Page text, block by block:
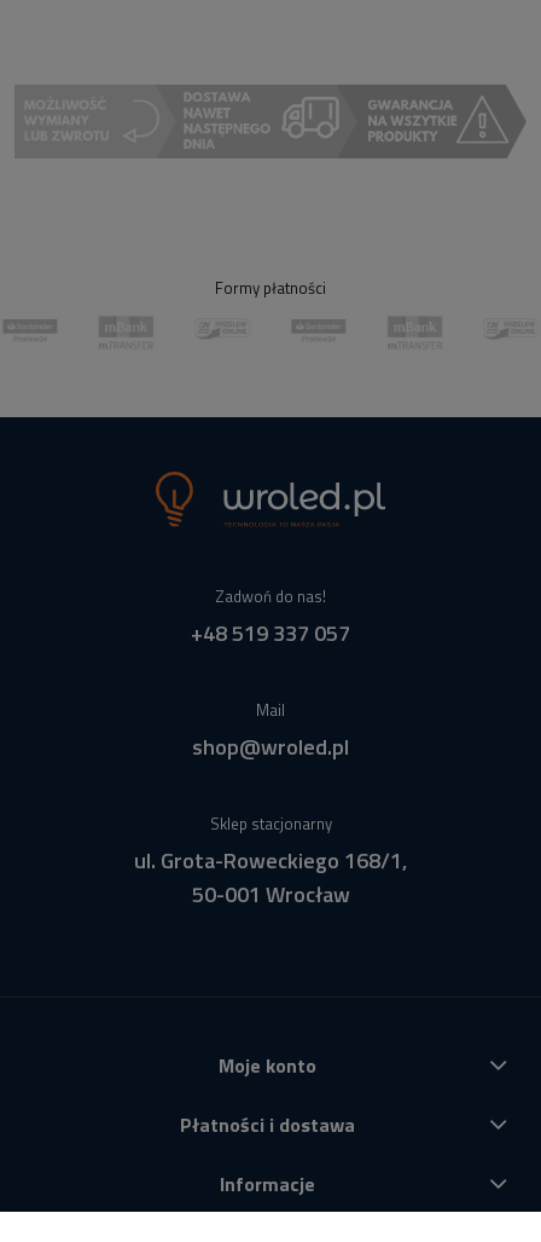
Formy płatności
Zadwoń do nas!
+48 519 337 057
Mail
shop@wroled.pl
Sklep stacjonarny
ul. Grota-Roweckiego 168/1,
50-001 Wrocław
Moje konto
Płatności i dostawa
Informacje